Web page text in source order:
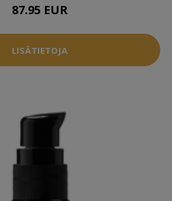
87.95 EUR
LISÄTIETOJA